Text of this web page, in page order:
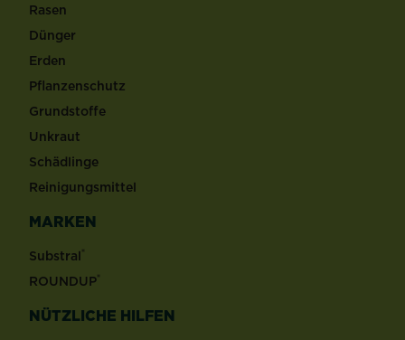
Rasen
Dünger
Erden
Pflanzenschutz
Grundstoffe
Unkraut
Schädlinge
Reinigungsmittel
MARKEN
Substral®
ROUNDUP®
NÜTZLICHE HILFEN